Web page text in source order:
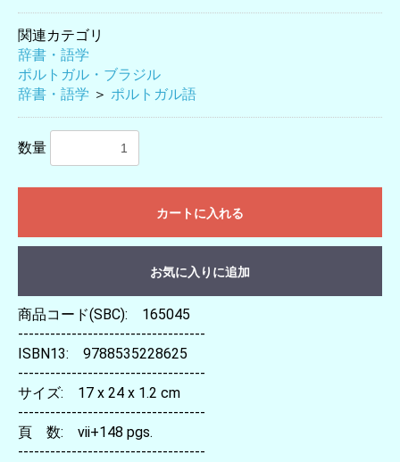
関連カテゴリ
辞書・語学
ポルトガル・ブラジル
辞書・語学 ＞ ポルトガル語
数量
カートに入れる
お気に入りに追加
商品コード(SBC): 165045
-----------------------------------
ISBN13: 9788535228625
-----------------------------------
サイズ: 17 x 24 x 1.2 cm
-----------------------------------
頁 数: vii+148 pgs.
-----------------------------------